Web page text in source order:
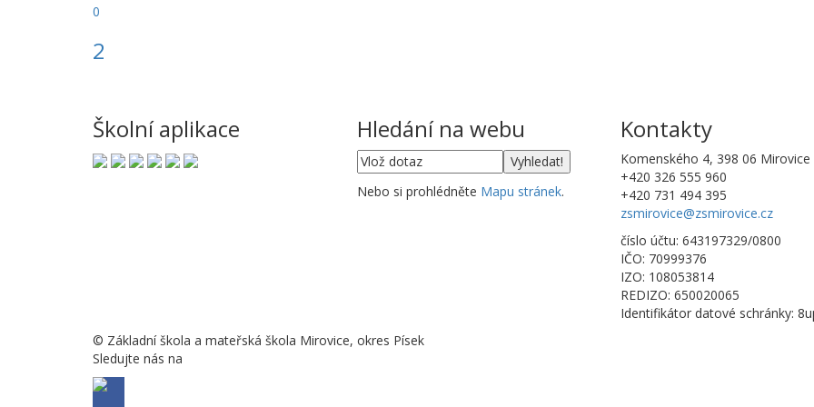
0
2
Školní aplikace Hledání na webu
Nebo si prohlédněte Mapu stránek.
Kontakty
Komenského 4, 398 06 Mirovice
+420 326 555 960
+420 731 494 395
zsmirovice@zsmirovice.cz
číslo účtu: 643197329/0800
IČO: 70999376
IZO: 108053814
REDIZO: 650020065
Identifikátor datové schránky:
© Základní škola a mateřská škola Mirovice, okres Písek
Sledujte nás na